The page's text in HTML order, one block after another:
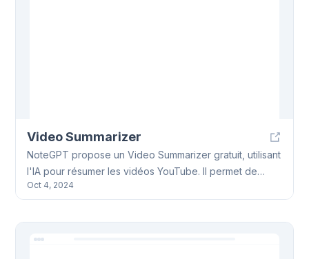
Video Summarizer
NoteGPT propose un Video Summarizer gratuit, utilisant
l'IA pour résumer les vidéos YouTube. Il permet de
gagner du temps en extrayant les points clés. Des
la création de notes, sont également proposées.
Oct 4, 2024